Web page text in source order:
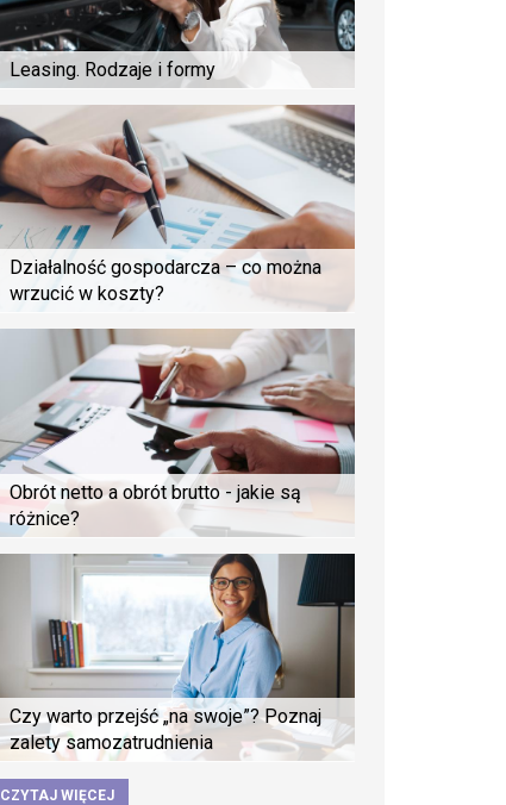
Leasing. Rodzaje i formy
Działalność gospodarcza – co można
wrzucić w koszty?
Obrót netto a obrót brutto - jakie są
różnice?
Czy warto przejść „na swoje”? Poznaj
zalety samozatrudnienia
CZYTAJ WIĘCEJ